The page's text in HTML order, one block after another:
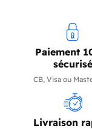
Paiement
sécurisé
CB, Visa ou
Livraison